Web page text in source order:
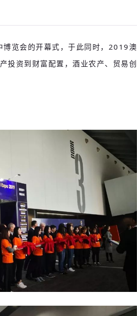
览会的开幕式，于此同时，2019澳
投资到财富配置，酒业农产、贸易创